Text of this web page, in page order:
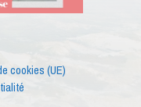
cookies (UE)